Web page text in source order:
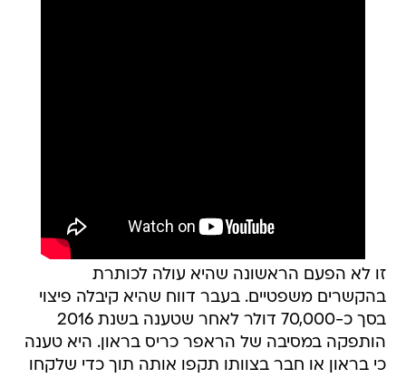
זו לא הפעם הראשונה שהיא עולה לכותרת
בהקשרים משפטיים. בעבר דווח שהיא קיבלה פיצוי
בסך כ-70,000 דולר לאחר שטענה בשנת 2016
הותפקה במסיבה של הראפר כריס בראון. היא טענה
כי בראון או חבר בצוותו תקפו אותה תוך כדי שלקחו